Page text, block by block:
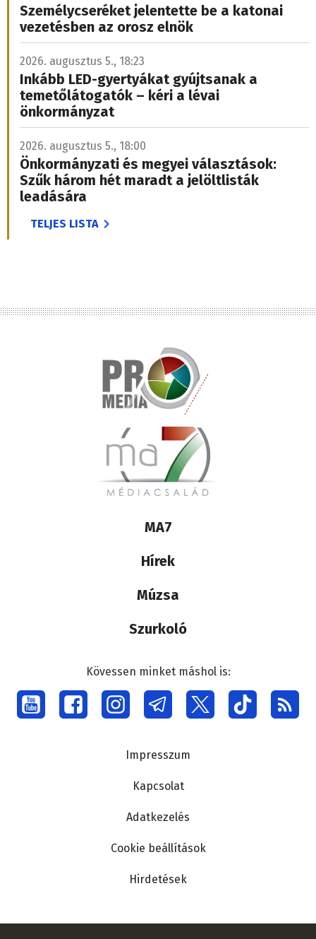
Személycseréket jelentette be a katonai
vezetésben az orosz elnök
2026. augusztus 5., 18:23
Inkább LED-gyertyákat gyújtsanak a
temetőlátogatók – kéri a lévai
önkormányzat
2026. augusztus 5., 18:00
Önkormányzati és megyei választások:
Szűk három hét maradt a jelöltlisták
leadására
TELJES LISTA
Lábléc
médiacsalád
MA7
Hírek
Múzsa
Szurkoló
Social
menu
Kövessen minket máshol is:
Impresszum
Kapcsolat
Adatkezelés
Cookie beállítások
Hirdetések